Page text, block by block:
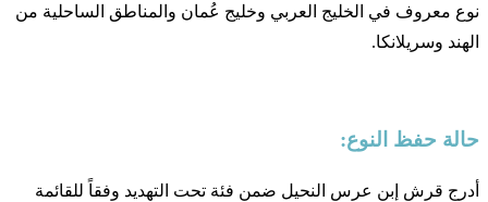
نوع معروف في الخليج العربي وخليج عُمان والمناطق الساحلية من
الهند وسريلانكا.
حالة حفظ النوع:
أدرج قرش إبن عرس النحيل ضمن فئة تحت التهديد وفقاً للقائمة